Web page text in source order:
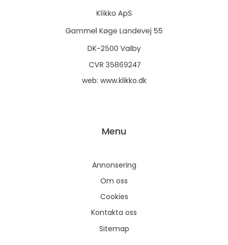
web: www.klikko.dk
Menu
Annonsering
Om oss
Cookies
Kontakta oss
Sitemap